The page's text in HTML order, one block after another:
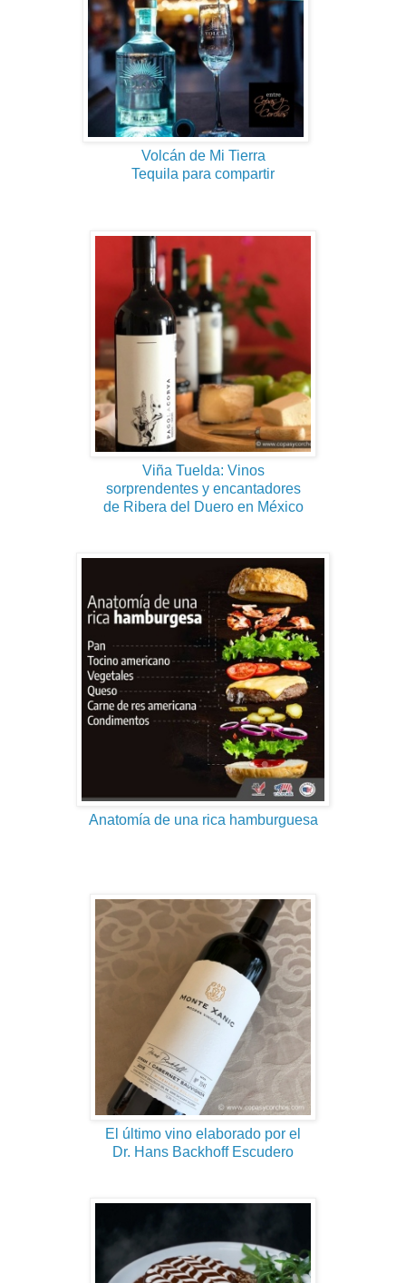
Volcán de Mi Tierra
Tequila para compartir
Viña Tuelda: Vinos
sorprendentes y encantadores
de Ribera del Duero en México
Anatomía de una rica hamburguesa
El último vino elaborado por el
Dr. Hans Backhoff Escudero